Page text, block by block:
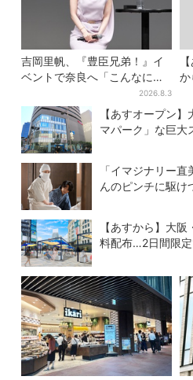
吉岡里帆、『豊臣兄弟！』イ
ベントで奈良へ「こんなに楽
しんでもらえてうれしい」2026.8.3
か
そ
【あすオープン
マパーク」な巨大
「イマジナリー
んのピンチに駆け
【あすから】大
料配布…2日間限